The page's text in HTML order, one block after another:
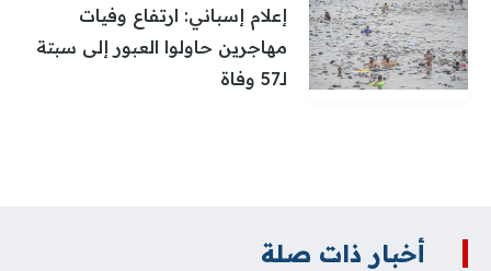
إعلام إسباني: ارتفاع وفيات
مهاجرين حاولوا العبور إلى سبتة
لـ57 وفاة
أخبار ذات صلة